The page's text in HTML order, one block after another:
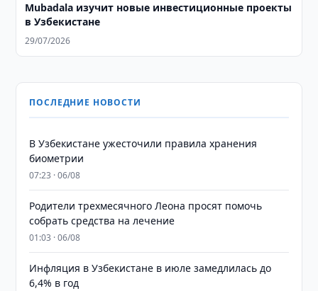
Mubadala изучит новые инвестиционные проекты
в Узбекистане
29/07/2026
ПОСЛЕДНИЕ НОВОСТИ
В Узбекистане ужесточили правила хранения
биометрии
07:23 · 06/08
Родители трехмесячного Леона просят помочь
собрать средства на лечение
01:03 · 06/08
Инфляция в Узбекистане в июле замедлилась до
6,4% в год